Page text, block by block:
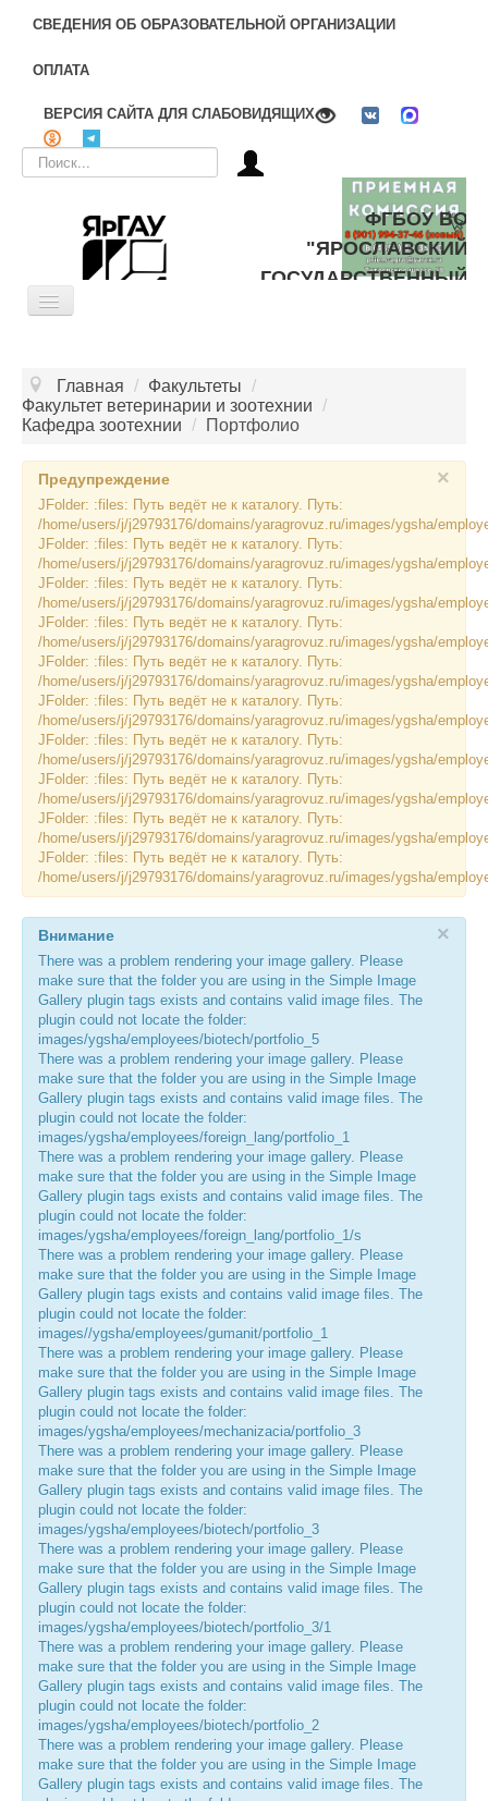
СВЕДЕНИЯ ОБ ОБРАЗОВАТЕЛЬНОЙ ОРГАНИЗАЦИИ
ОПЛАТА
ВЕРСИЯ САЙТА ДЛЯ СЛАБОВИДЯЩИХ
Искать...
ФГБОУ ВО
"ЯРОСЛАВСКИЙ
ГОСУДАРСТВЕННЫЙ
Toggle
ЦЕЛЕВОЕ ОБУЧЕНИЕ
ДОПОЛНИТЕЛЬНОЕ ОБРАЗОВАНИЕ
БИБЛИОТЕКА
ИНОСТРАННЫМ ГРАЖДАНАМ
#БЕРЕГИЗДОРОВЬЕ
АБИТУРИЕНТУ
КОНКУРСНЫЕ СПИСКИ
СПИСКИ ПОСТУПАЮЩИХ
ПОДГОТОВИТЕЛЬНОЕ ОТДЕЛЕНИЕ ДЛЯ ИНОСТРАНЦЕВ
ВЫПУСКНИКУ
ПРИКАЗЫ О ЗАЧИСЛЕНИИ
ЦЕНТР КОМПЕТЕНЦИЙ
ОБРАЗОВАНИЕ
РАБОТА В УНИВЕРСИТЕТЕ
ЦКП АГРОТЕХНОЛОГИИ
НАЦИОНАЛЬНЫЕ ПРОЕКТЫ РОССИИ
МАСТЕР-КЛАССЫ
ЕДИНОЕ ОКНО
НАУКА И МЕЖДУНАРОДНАЯ ДЕЯТЕЛЬНОСТЬ
СТИПЕНДИАЛЬНЫЕ ПРОГРАММЫ
ПРОТИВОДЕЙСТВИЕ ТЕРРОРИЗМУ
ПРОТИВОДЕЙСТВИЕ КОРРУПЦИИ
ФАКУЛЬТЕТЫ
ОБЩЕЖИТИЕ
ЖУРНАЛ "ВЕСТНИК АПК ВЕРХНЕВОЛЖЬЯ"
Главная / Факультеты /
Факультет ветеринарии и зоотехнии /
Кафедра зоотехнии / Портфолио
×
Предупреждение
JFolder: :files: Путь ведёт не к каталогу. Путь:
/home/users/j/j29793176/domains/yaragrovuz.ru/images/ygsha/
JFolder: :files: Путь ведёт не к каталогу. Путь:
/home/users/j/j29793176/domains/yaragrovuz.ru/images/ygsha/
JFolder: :files: Путь ведёт не к каталогу. Путь:
/home/users/j/j29793176/domains/yaragrovuz.ru/images/ygsha/
JFolder: :files: Путь ведёт не к каталогу. Путь:
/home/users/j/j29793176/domains/yaragrovuz.ru/images/ygsha/
JFolder: :files: Путь ведёт не к каталогу. Путь:
/home/users/j/j29793176/domains/yaragrovuz.ru/images/ygsha/
JFolder: :files: Путь ведёт не к каталогу. Путь:
/home/users/j/j29793176/domains/yaragrovuz.ru/images/ygsha/
JFolder: :files: Путь ведёт не к каталогу. Путь:
/home/users/j/j29793176/domains/yaragrovuz.ru/images/ygsha/
JFolder: :files: Путь ведёт не к каталогу. Путь:
/home/users/j/j29793176/domains/yaragrovuz.ru/images/ygsha/
JFolder: :files: Путь ведёт не к каталогу. Путь:
/home/users/j/j29793176/domains/yaragrovuz.ru/images/ygsha/
JFolder: :files: Путь ведёт не к каталогу. Путь:
/home/users/j/j29793176/domains/yaragrovuz.ru/images/ygsha/
×
Внимание
There was a problem rendering your image gallery. Please
make sure that the folder you are using in the Simple Image
Gallery plugin tags exists and contains valid image files. The
plugin could not locate the folder:
images/ygsha/employees/biotech/portfolio_5
There was a problem rendering your image gallery. Please
make sure that the folder you are using in the Simple Image
Gallery plugin tags exists and contains valid image files. The
plugin could not locate the folder:
images/ygsha/employees/foreign_lang/portfolio_1
There was a problem rendering your image gallery. Please
make sure that the folder you are using in the Simple Image
Gallery plugin tags exists and contains valid image files. The
plugin could not locate the folder:
images/ygsha/employees/foreign_lang/portfolio_1/s
There was a problem rendering your image gallery. Please
make sure that the folder you are using in the Simple Image
Gallery plugin tags exists and contains valid image files. The
plugin could not locate the folder:
images//ygsha/employees/gumanit/portfolio_1
There was a problem rendering your image gallery. Please
make sure that the folder you are using in the Simple Image
Gallery plugin tags exists and contains valid image files. The
plugin could not locate the folder:
images/ygsha/employees/mechanizacia/portfolio_3
There was a problem rendering your image gallery. Please
make sure that the folder you are using in the Simple Image
Gallery plugin tags exists and contains valid image files. The
plugin could not locate the folder:
images/ygsha/employees/biotech/portfolio_3
There was a problem rendering your image gallery. Please
make sure that the folder you are using in the Simple Image
Gallery plugin tags exists and contains valid image files. The
plugin could not locate the folder:
images/ygsha/employees/biotech/portfolio_3/1
There was a problem rendering your image gallery. Please
make sure that the folder you are using in the Simple Image
Gallery plugin tags exists and contains valid image files. The
plugin could not locate the folder:
images/ygsha/employees/biotech/portfolio_2
There was a problem rendering your image gallery. Please
make sure that the folder you are using in the Simple Image
Gallery plugin tags exists and contains valid image files. The